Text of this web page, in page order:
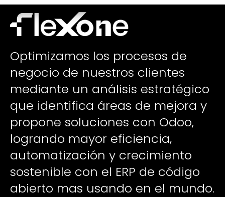
Optimizamos los procesos de
negocio de nuestros clientes
mediante un análisis estratégico
que identifica áreas de mejora y
propone soluciones con Odoo,
logrando mayor eficiencia,
automatización y crecimiento
sostenible con el ERP de código
abierto mas usando en el mundo.